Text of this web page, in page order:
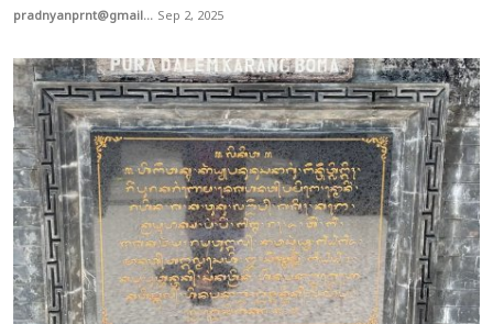
pradnyanprnt@gmail... Sep 2, 2025